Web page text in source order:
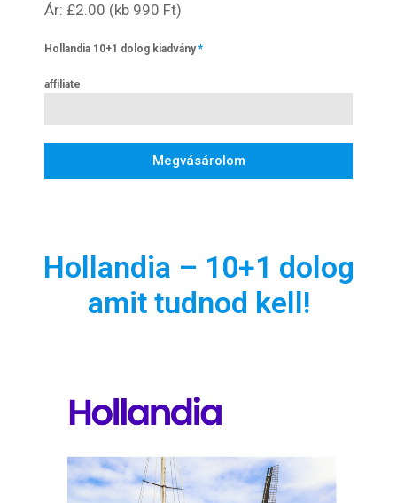
Ár: £2.00 (kb 990 Ft)
Hollandia 10+1 dolog kiadvány*
affiliate
Megvásárolom
Hollandia – 10+1 dolog
amit tudnod kell!